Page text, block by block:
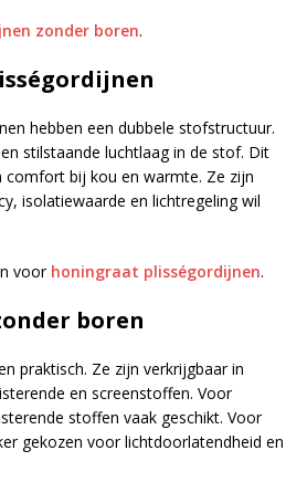
zonder boren.
hebben een dubbele stofstructuur.
stilstaande luchtlaag in de stof. Dit
comfort bij kou en warmte. Ze zijn
isolatiewaarde en lichtregeling wil
voor honingraat plisségordijnen.
boren
praktisch. Ze zijn verkrijgbaar in
en screenstoffen. Voor
stoffen vaak geschikt. Voor
gekozen voor lichtdoorlatendheid en